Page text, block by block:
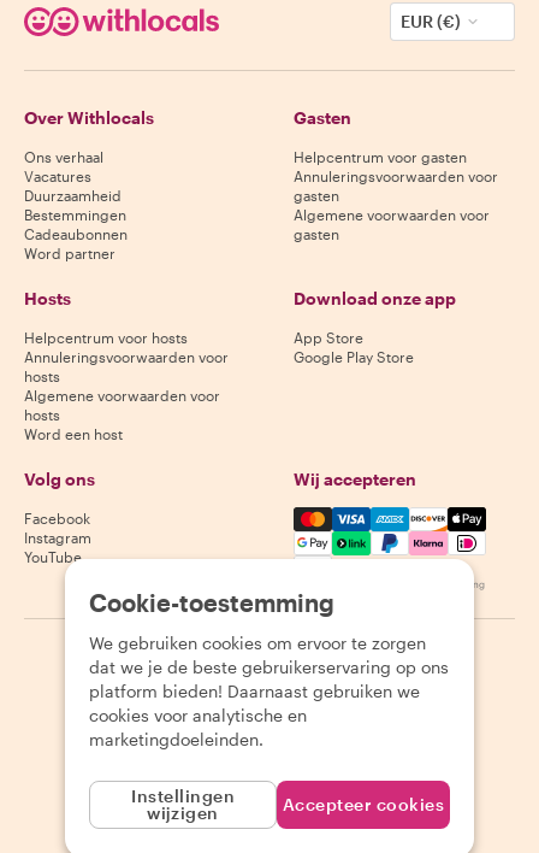
EUR (€)
Over Withlocals
Ons verhaal
Vacatures
Duurzaamheid
Bestemmingen
Cadeaubonnen
Word partner
Gasten
Helpcentrum voor gasten
Annuleringsvoorwaarden voor
gasten
Algemene voorwaarden voor
gasten
Hosts
Helpcentrum voor hosts
Annuleringsvoorwaarden voor
hosts
Algemene voorwaarden voor
hosts
Word een host
Download onze app
App Store
Google Play Store
Volg ons
Facebook
Instagram
YouTube
Wij accepteren
Mastercard, Visa, Amex,
Beschikbaarheid varieert per bestemming
2026 Withlocals.com Privacybeleid Cookies
Cookie-toestemming
We gebruiken cookies om ervoor te zorgen
dat we je de beste gebruikerservaring op ons
platform bieden! Daarnaast gebruiken we
cookies voor analytische en
marketingdoeleinden.
Instellingen
wijzigen
Accepteer cookies